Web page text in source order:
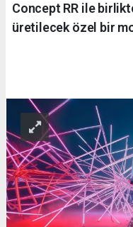
Concept RR ile
üretilecek özel bir